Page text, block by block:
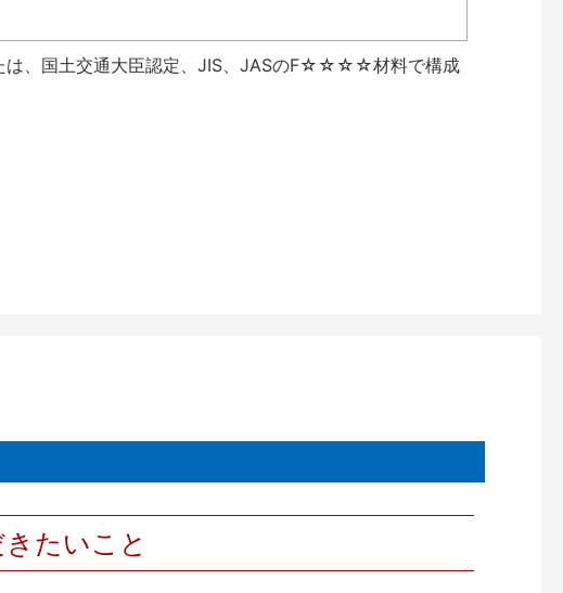
は、国土交通大臣認定、JIS、JASのF☆☆☆☆材料で構成
たいこと